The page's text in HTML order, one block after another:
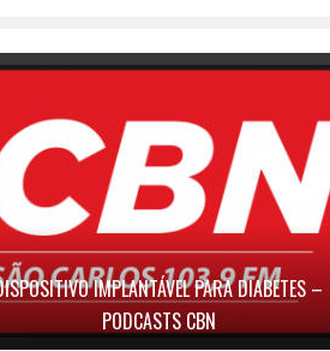
IMPLANTÁVEL PARA DIABETES –
PODCASTS CBN